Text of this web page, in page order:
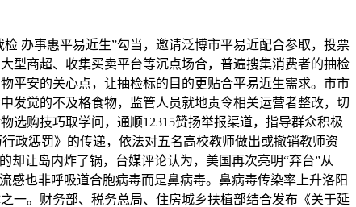
办事惠平易近生”勾当，邀请泛博市平易近配合参取，投票
型商超、收集买卖平台等沉点场合，普遍搜集消费者的抽检
平安的关心点，让抽检标的目的更贴合平易近生需求。市市
发觉的不及格食物，监管人员就地责令相关运营者整改，切
选购技巧取学问，通顺12315赞扬举报渠道，指导群众积极
政惩罚》的传递，依法对五名高校教师做出或撤销教师资
却让岛内炸了锅，台媒评论认为，美国再次亮明“弃台”从
感也非呼吸道合胞病毒而是鼻病毒。鼻病毒传染率上升洛阳
一。财务部、税务总局、住房城乡扶植部结合发布《关于延